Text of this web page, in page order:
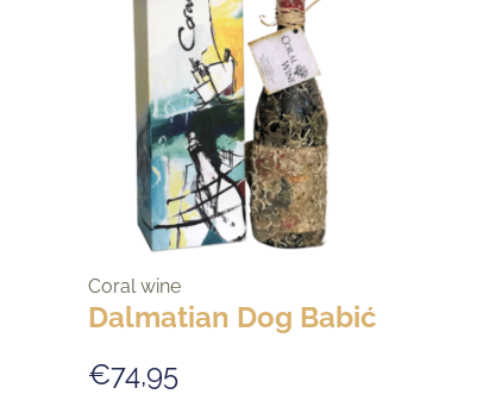
Coral wine
Dalmatian Dog Babić
€74,95